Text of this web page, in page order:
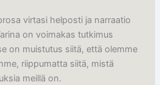
virtasi helposti ja narraatio
on voimakas tutkimus
on muistutus siitä, että olemme
riippumatta siitä, mistä
meillä on.